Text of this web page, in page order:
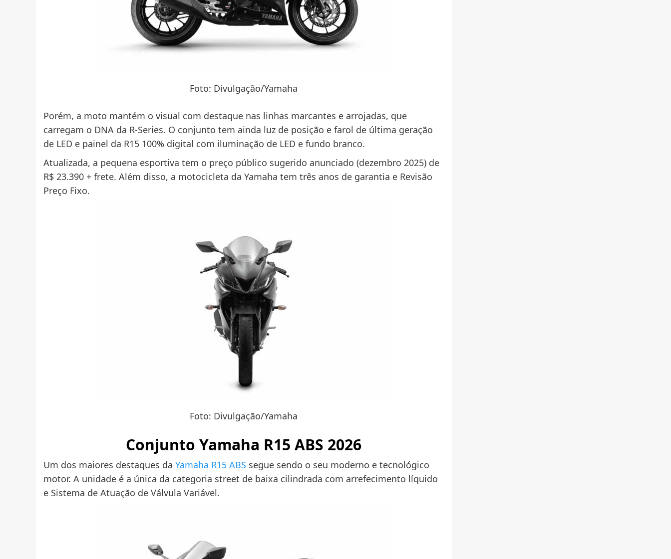
Foto: Divulgação/Yamaha
Porém, a moto mantém o visual com destaque nas linhas marcantes e arrojadas, que
carregam o DNA da R-Series. O conjunto tem ainda luz de posição e farol de última geração
de LED e painel da R15 100% digital com iluminação de LED e fundo branco.
Atualizada, a pequena esportiva tem o preço público sugerido anunciado (dezembro 2025) de
R$ 23.390 + frete. Além disso, a motocicleta da Yamaha tem três anos de garantia e Revisão
Preço Fixo.
Foto: Divulgação/Yamaha
Conjunto Yamaha R15 ABS 2026
Um dos maiores destaques da Yamaha R15 ABS segue sendo o seu moderno e tecnológico
motor. A unidade é a única da categoria street de baixa cilindrada com arrefecimento líquido
e Sistema de Atuação de Válvula Variável.